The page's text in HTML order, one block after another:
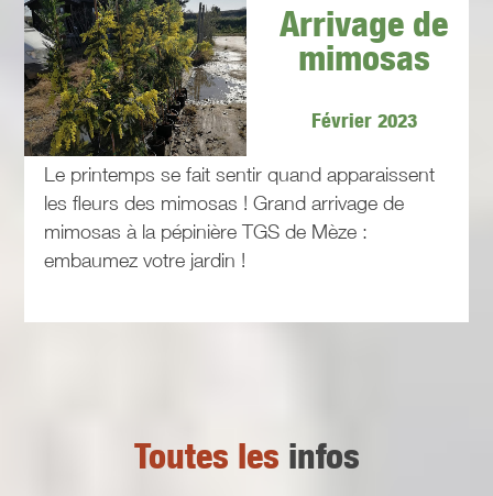
Arrivage de
mimosas
Février 2023
Le printemps se fait sentir quand apparaissent
les fleurs des mimosas ! Grand arrivage de
mimosas à la pépinière TGS de Mèze :
embaumez votre jardin !
Toutes les infos